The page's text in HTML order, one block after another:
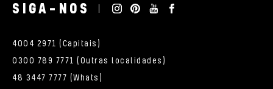
SIGA-NOS
4004 2971 (Capitais)
0300 789 7771 (Outras localidades)
48 3447 7777 (Whats)